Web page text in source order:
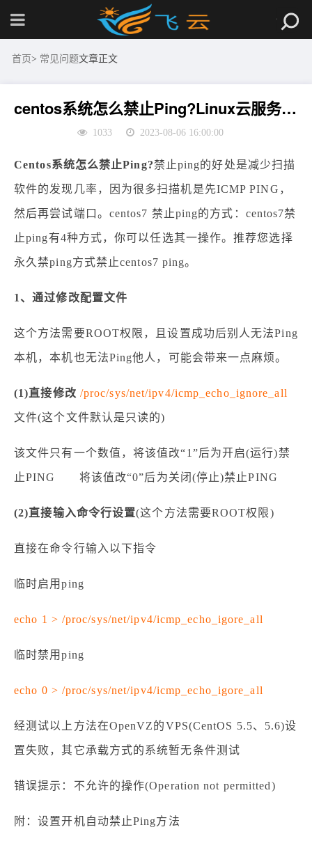
首页> 常见问题文章正文
centos系统怎么禁止Ping?Linux云服务器禁ping设置
1033 2023-08-06 16:00:00
Centos系统怎么禁止Ping?禁止ping的好处是减少扫描
软件的发现几率，因为很多扫描机是先ICMP PING，
然后再尝试端口。centos7 禁止ping的方式：centos7禁
止ping有4种方式，你可以任选其一操作。推荐您选择
永久禁ping方式禁止centos7 ping。
1、通过修改配置文件
这个方法需要ROOT权限，且设置成功后别人无法Ping
本机，本机也无法Ping他人，可能会带来一点麻烦。
(1)直接修改 /proc/sys/net/ipv4/icmp_echo_ignore_all
文件(这个文件默认是只读的)
该文件只有一个数值，将该值改“1”后为开启(运行)禁
止PING 将该值改“0”后为关闭(停止)禁止PING
(2)直接输入命令行设置(这个方法需要ROOT权限)
直接在命令行输入以下指令
临时启用ping
echo 1 > /proc/sys/net/ipv4/icmp_echo_igore_all
临时禁用ping
echo 0 > /proc/sys/net/ipv4/icmp_echo_igore_all
经测试以上方法在OpenVZ的VPS(CentOS 5.5、5.6)设
置失败，其它承载方式的系统暂无条件测试
错误提示：不允许的操作(Operation not permitted)
附：设置开机自动禁止Ping方法